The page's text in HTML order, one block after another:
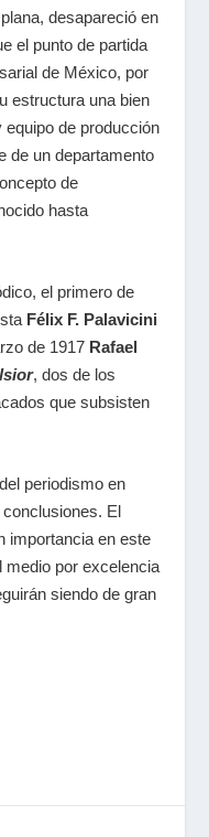
desapareció en
el punto de partida
de México, por
estructura una bien
equipo de producción
de un departamento
de
hasta
el primero de
Félix F. Palavicini
de 1917 Rafael
, dos de los
que subsisten
periodismo en
El
importancia en este
medio por excelencia
siendo de gran